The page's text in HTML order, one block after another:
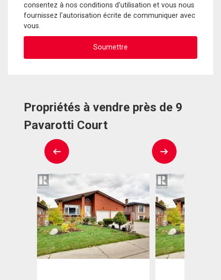
consentez à nos conditions d'utilisation et vous nous
fournissez l'autorisation écrite de communiquer avec
vous.
Propriétés à vendre près de 9
Pavarotti Court